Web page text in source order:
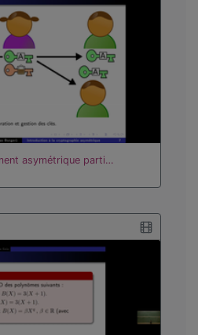
asymétrique parti…